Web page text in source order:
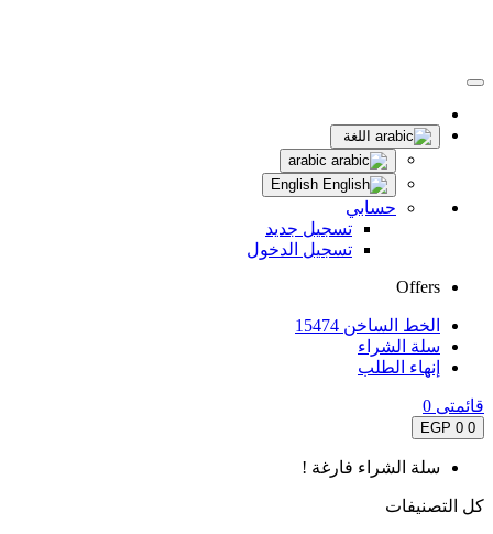
اللغة
حسابي
تسجيل جديد
تسجيل الدخول
Offers
الخط الساخن 15474
سلة الشراء
إنهاء الطلب
قائمتى 0
0
0 EGP
سلة الشراء فارغة !
كل التصنيفات